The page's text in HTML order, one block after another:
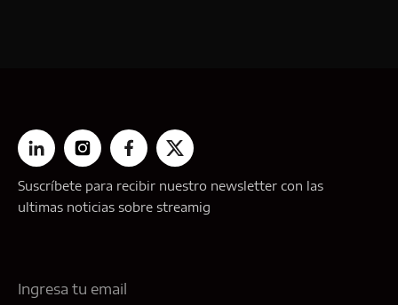
Suscríbete para recibir nuestro newsletter con las
ultimas noticias sobre streamig